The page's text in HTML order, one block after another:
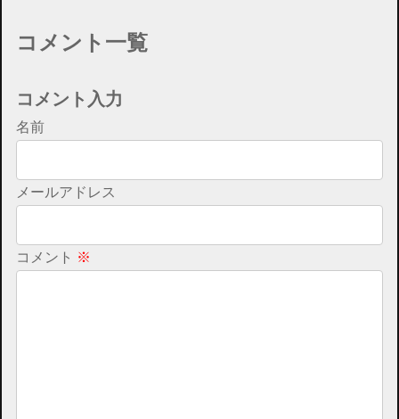
コメント一覧
コメント入力
名前
メールアドレス
コメント ※